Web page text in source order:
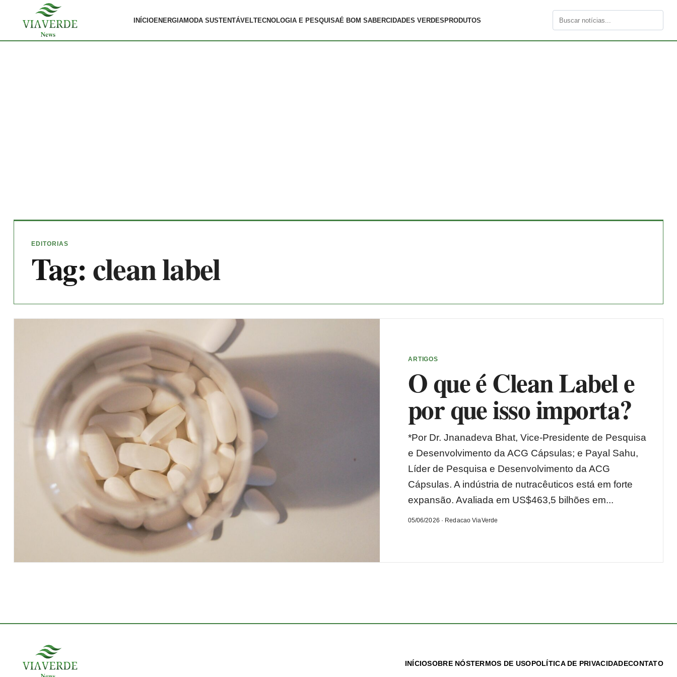
INÍCIOENERGIAMODA SUSTENTÁVELTECNOLOGIA E PESQUISAÉ BOM SABERCIDADES VERDES PRODUTOS
Buscar
EDITORIAS
Tag:clean label
ARTIGOS
O que é Clean Label e
por que isso importa?
*Por Dr. Jnanadeva Bhat, Vice-Presidente de Pesquisa
e Desenvolvimento da ACG Cápsulas; e Payal Sahu,
Líder de Pesquisa e Desenvolvimento da ACG
Cápsulas. A indústria de nutracêuticos está em forte
expansão. Avaliada em US$463,5 bilhões em...
05/06/2026 · Redacao ViaVerde
INÍCIOSOBRE NÓSTERMOS DE USOPOLÍTICA DE PRIVACIDADECONTATO